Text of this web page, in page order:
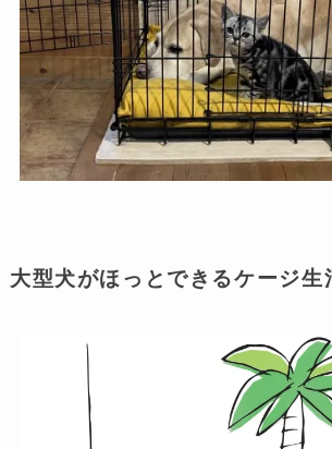
大型犬がほっとできるケージ生